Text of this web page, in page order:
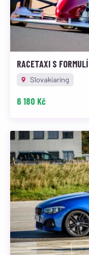
RACETAXI S FORMULÍ
Slovakiaring
6 180 Kč